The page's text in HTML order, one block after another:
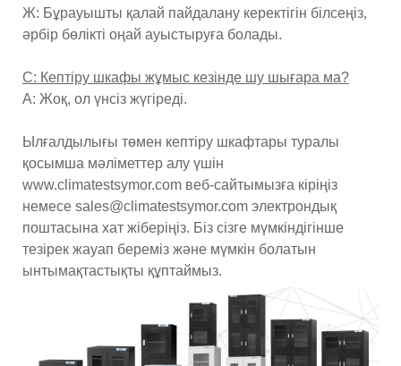
Ж: Бұрауышты қалай пайдалану керектігін білсеңіз,
әрбір бөлікті оңай ауыстыруға болады.
С: Кептіру шкафы жұмыс кезінде шу шығара ма?
A: Жоқ, ол үнсіз жүгіреді.
Ылғалдылығы төмен кептіру шкафтары туралы
қосымша мәліметтер алу үшін
www.climatestsymor.com веб-сайтымызға кіріңіз
немесе sales@climatestsymor.com электрондық
поштасына хат жіберіңіз. Біз сізге мүмкіндігінше
тезірек жауап береміз және мүмкін болатын
ынтымақтастықты құптаймыз.